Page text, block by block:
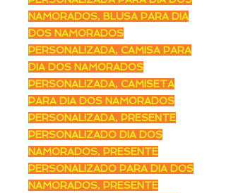
NAMORADOS, BLUSA PARA DIA
DOS NAMORADOS
PERSONALIZADA, CAMISA PARA
DIA DOS NAMORADOS
PERSONALIZADA, CAMISETA
PARA DIA DOS NAMORADOS
PERSONALIZADA, PRESENTE
PERSONALIZADO DIA DOS
NAMORADOS, PRESENTE
PERSONALIZADO PARA DIA DOS
NAMORADOS, PRESENTE